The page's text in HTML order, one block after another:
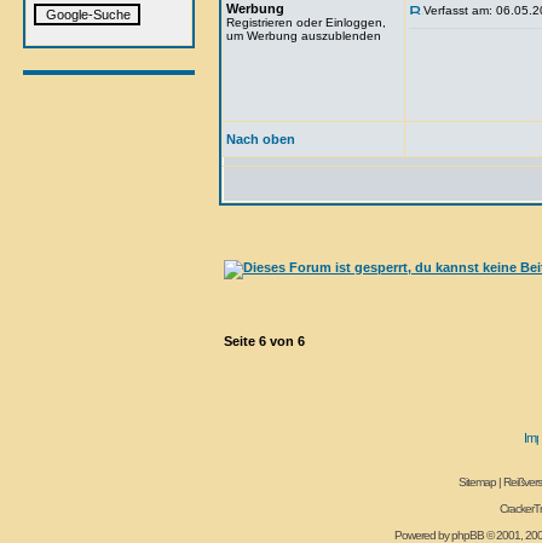
Werbung
Registrieren oder Einloggen,
um Werbung auszublenden
Verfasst am:
Nach oben
Seite 6 von 6
Sitemap|
Powered byphpBB© 2001,